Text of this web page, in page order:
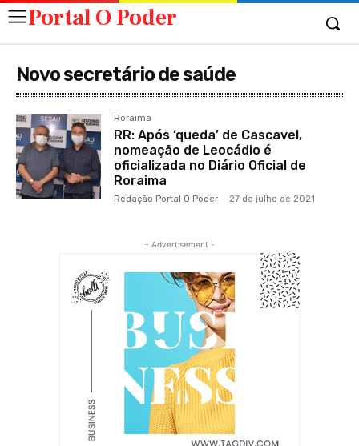
Portal O Poder
Novo secretário de saúde
Roraima
RR: Após ‘queda’ de Cascavel,
nomeação de Leocádio é
oficializada no Diário Oficial de
Roraima
Redação Portal O Poder - 27 de julho de 2021
- Advertisement -